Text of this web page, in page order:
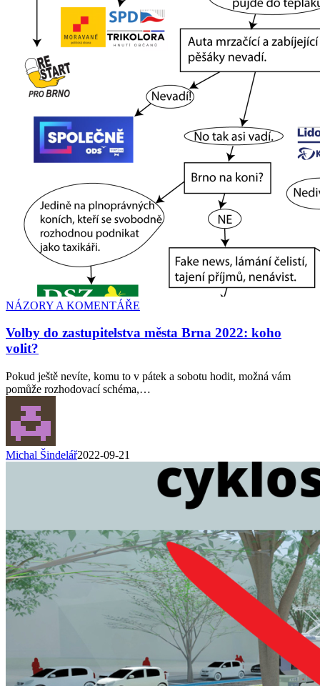
NÁZORY A KOMENTÁŘE
Volby do zastupitelstva města Brna 2022: koho
volit?
Pokud ještě nevíte, komu to v pátek a sobotu hodit, možná vám
pomůže rozhodovací schéma,…
Michal Šindelář2022-09-21